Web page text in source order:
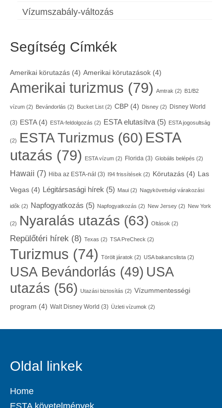
Vízumszabály-változás
Segítség Címkék
Amerikai körutazás (4) Amerikai körutazások (4)
Amerikai turizmus (79) Amtrak (2) B1/B2
vízum (2) Bevándorlás (2) Bucket List (2) CBP (4) Disney (2) Disney World
(3) ESTA(4) ESTA-feldolgozás (2) ESTA elutasítva (5) ESTA jogosultság
(2) ESTA Turizmus (60) ESTA
utazás (79) ESTA vízum (2) Florida (3) Globális belépés (2)
Hawaii (7) Hiba az ESTA-nál (3) I94 frissítések (2) Körutazás (4) Las
Vegas (4) Légitársasági hírek (5) Maui (2) Nagykövetségi várakozási
idők (2) Napfogyatkozás (5) Napfogyatkozás (2) New Jersey (2) New York
(2) Nyaralás utazás (63) Oltások (2)
Repülőtéri hírek (8) Texas (2) TSA PreCheck (2)
Turizmus (74) Törölt járatok (2) USA bakancslista (2)
USA Bevándorlás (49) USA
utazás (56) Utazási biztosítás (2) Vízummentességi
program (4) Walt Disney World (3) Üzleti vízumok (2)
Oldal linkek
Home